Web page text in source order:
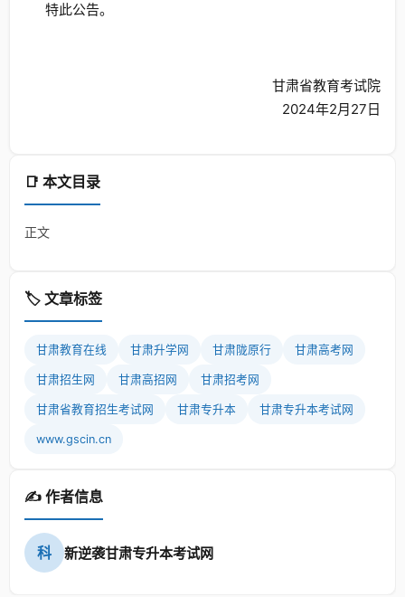
📑 本文目录
正文
🏷️ 文章标签
甘肃教育在线 甘肃升学网 甘肃陇原行 甘肃高考网
甘肃招生网 甘肃高招网 甘肃招考网
甘肃省教育招生考试网 甘肃专升本 甘肃专升本考试网
www.gscin.cn
✍️ 作者信息
科 新逆袭甘肃专升本考试网
特此公告。
甘肃省教育考试院
2024年2月27日